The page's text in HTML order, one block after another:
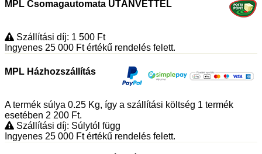
MPL Csomagautomata UTÁNVÉTTEL
Szállítási díj: 1 500 Ft
Ingyenes 25 000 Ftértékű rendelés felett.
MPL Házhozszállítás
A termék súlya 0.25 Kg, így a szállítási költség 1 termék
esetében 2 200 Ft.
Szállítási díj: Súlytól függ
Ingyenes 25 000 Ftértékű rendelés felett.